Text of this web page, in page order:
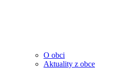
O obci
Aktuality z obce